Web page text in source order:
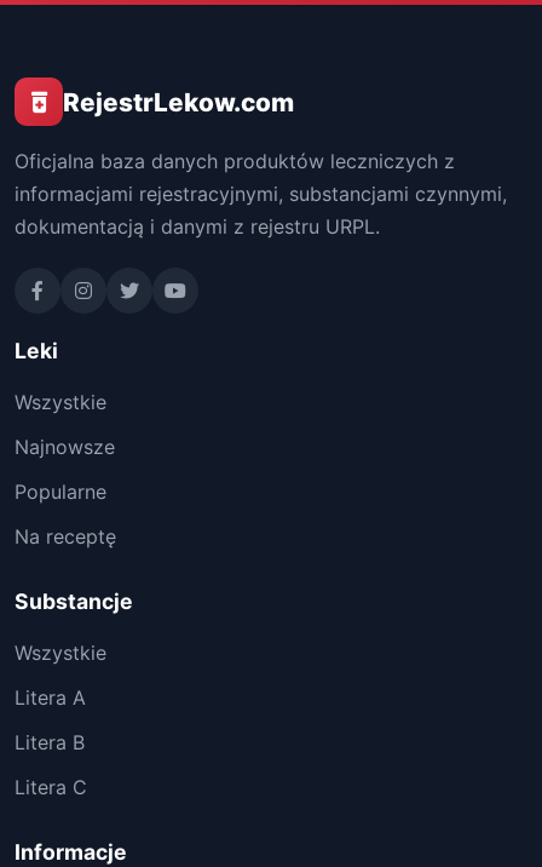
RejestrLekow.com
Oficjalna baza danych produktów leczniczych z
informacjami rejestracyjnymi, substancjami czynnymi,
dokumentacją i danymi z rejestru URPL.
Leki
Wszystkie
Najnowsze
Popularne
Na receptę
Substancje
Wszystkie
Litera A
Litera B
Litera C
Informacje